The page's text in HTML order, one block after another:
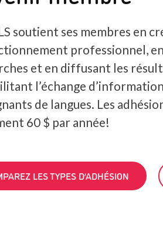
soutient ses membres en
professionnel,
et en diffusant les
l’échange
de langues. Les
60 $ par année!
LES TYPES D’ADHÉSION